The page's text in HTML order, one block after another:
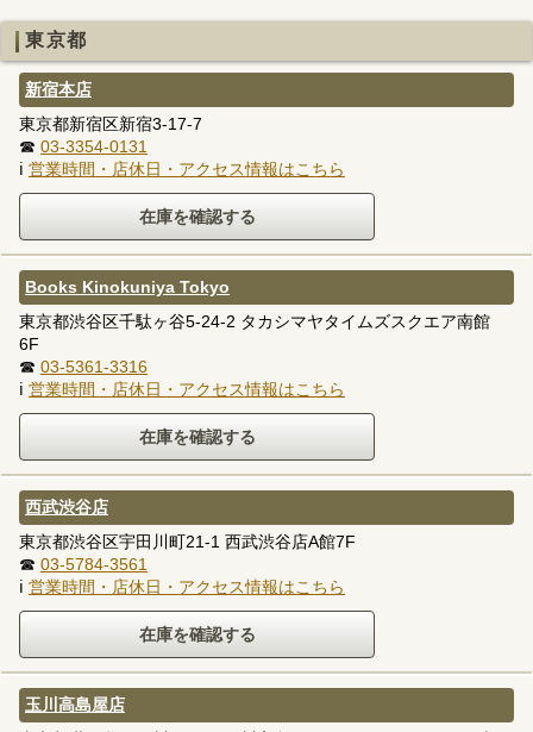
東京都
新宿本店
東京都新宿区新宿3-17-7
☎ 03-3354-0131
ℹ 営業時間・店休日・アクセス情報はこちら
Books Kinokuniya Tokyo
東京都渋谷区千駄ヶ谷5-24-2 タカシマヤタイムズスクエア南館
6F
☎ 03-5361-3316
ℹ 営業時間・店休日・アクセス情報はこちら
西武渋谷店
東京都渋谷区宇田川町21-1 西武渋谷店A館7F
☎ 03-5784-3561
ℹ 営業時間・店休日・アクセス情報はこちら
玉川高島屋店